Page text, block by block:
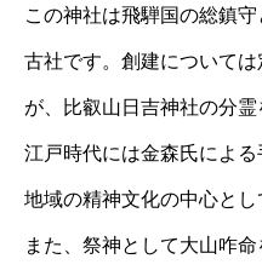
この神社は飛騨国の総鎮
古社です。創建について
が、比叡山日吉神社の分霊
江戸時代には金森氏による
地域の精神文化の中心とし
また、祭神として大山咋